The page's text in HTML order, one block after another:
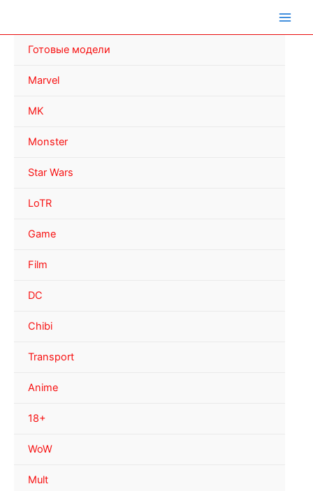
Готовые модели
Marvel
MK
Monster
Star Wars
LoTR
Game
Film
DC
Chibi
Transport
Anime
18+
WoW
Mult